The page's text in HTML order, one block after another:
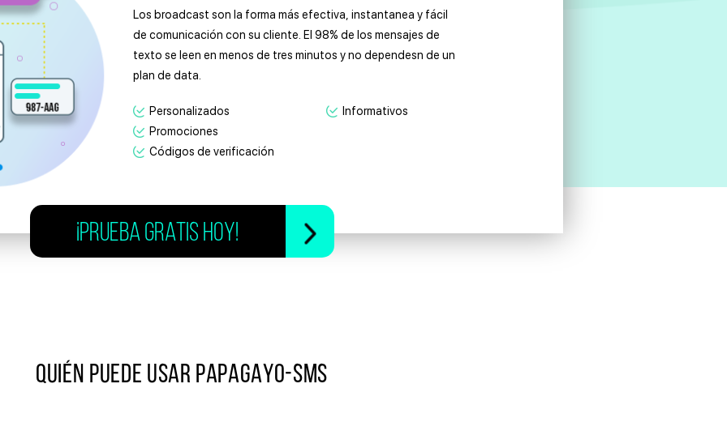
Los broadcast son la forma más efectiva, instantanea y fácil
de comunicación con su cliente. El 98% de los mensajes de
texto se leen en menos de tres minutos y no dependesn de un
plan de data.
Personalizados
Promociones
Códigos de verificación
Informativos
¡PRUEBA GRATIS HOY!
QUIÉN PUEDE USAR PAPAGAYO-SMS